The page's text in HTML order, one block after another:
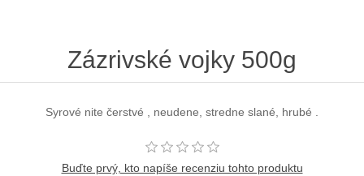
Zázrivské vojky 500g
Syrové nite čerstvé , neudene, stredne slané, hrubé .
Buďte prvý, kto napíše recenziu tohto produktu